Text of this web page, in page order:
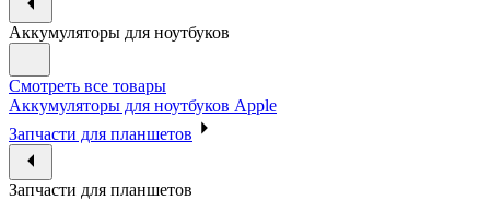
Аккумуляторы для ноутбуков
Смотреть все товары
Аккумуляторы для ноутбуков Apple
Запчасти для планшетов
Запчасти для планшетов